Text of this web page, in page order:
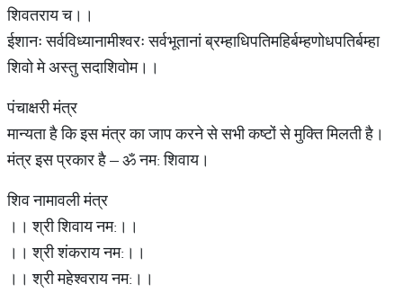
शिवतराय च।।
ईशानः सर्वविध्यानामीश्वरः सर्वभूतानां ब्रम्हाधिपतिमहिर्बम्हणोधपतिर्बम्हा
शिवो मे अस्तु सदाशिवोम।।
पंचाक्षरी मंत्र
मान्यता है कि इस मंत्र का जाप करने से सभी कष्टों से मुक्ति मिलती है।
मंत्र इस प्रकार है – ॐ नम: शिवाय।
श‍िव नामावली मंत्र
।। श्री शिवाय नम:।।
।। श्री शंकराय नम:।।
।। श्री महेश्वराय नम:।।